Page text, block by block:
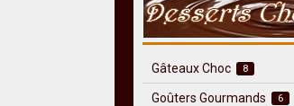
Gâteaux Choc 8
Goûters Gourmands 6